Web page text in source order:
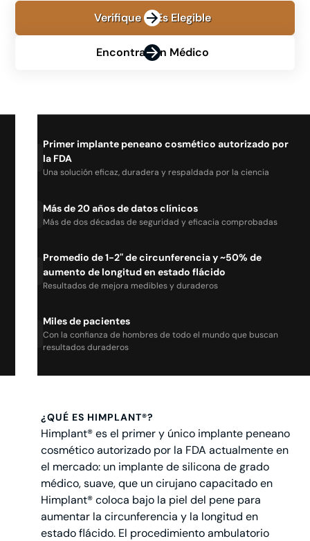
Verifique Si Es Elegible
Encontrar Un Médico
Primer implante peneano cosmético autorizado por
la FDA
Una solución eficaz, duradera y respaldada por la ciencia
Más de 20 años de datos clínicos
Más de dos décadas de seguridad y eficacia comprobadas
Promedio de 1-2" de circunferencia y ~50% de
aumento de longitud en estado flácido
Resultados de mejora medibles y duraderos
Miles de pacientes
Con la confianza de hombres de todo el mundo que buscan
resultados duraderos
¿QUÉ ES HIMPLANT®?
Himplant® es el primer y único implante peneano
cosmético autorizado por la FDA actualmente en
el mercado: un implante de silicona de grado
médico, suave, que un cirujano capacitado en
Himplant® coloca bajo la piel del pene para
aumentar la circunferencia y la longitud en
estado flácido. El procedimiento ambulatorio